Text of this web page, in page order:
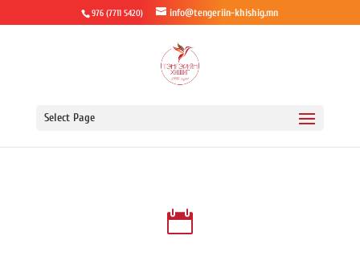
976 (7711 5420) info@tengeriin-khishig.mn
Select Page
